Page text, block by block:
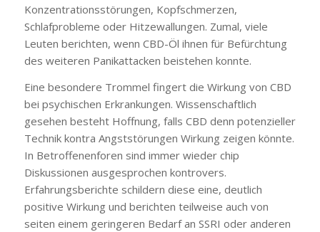
Konzentrationsstörungen, Kopfschmerzen,
Schlafprobleme oder Hitzewallungen. Zumal, viele
Leuten berichten, wenn CBD-Öl ihnen für Befürchtung
des weiteren Panikattacken beistehen konnte.
Eine besondere Trommel fingert die Wirkung von CBD
bei psychischen Erkrankungen. Wissenschaftlich
gesehen besteht Hoffnung, falls CBD denn potenzieller
Technik kontra Angststörungen Wirkung zeigen könnte.
In Betroffenenforen sind immer wieder chip
Diskussionen ausgesprochen kontrovers.
Erfahrungsberichte schildern diese eine, deutlich
positive Wirkung und berichten teilweise auch von
seiten einem geringeren Bedarf an SSRI oder anderen